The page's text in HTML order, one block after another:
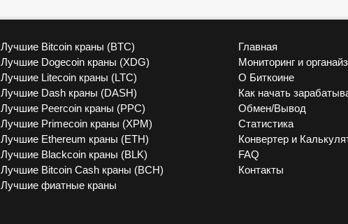
Лучшие Bitcoin краны (BTC)
Лучшие Dogecoin краны (XDG)
Лучшие Litecoin краны (LTC)
Лучшие Dash краны (DASH)
Лучшие Peercoin краны (PPC)
Лучшие Primecoin краны (XPM)
Лучшие Ethereum краны (ETH)
Лучшие Blackcoin краны (BLK)
Лучшие Bitcoin Cash краны (BCH)
Лучшие фиатные краны
Главная
Мониторинг и
О Биткоине
Как начать
Обмен/Вывод
Статистика
Конвертер и
FAQ
Контакты